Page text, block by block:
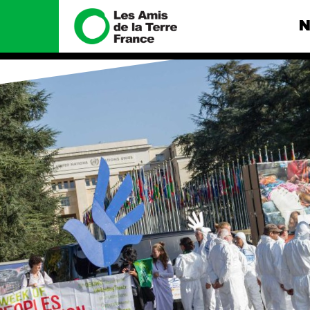
Nous connaître
Histoire
Manifeste
Missions et méthodes
Valeurs
Équipes et
fonctionnement
Le réseau dans le monde
Nos alliés
Je soutiens les Amis de la
Terre
Nos
Total, rendez-
tribunal
Gaz « naturel
enfumage
Mode : une
destructrice
Gaz au
violence
Nos autres